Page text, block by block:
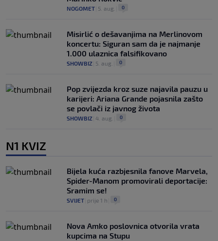
NOGOMET 5. aug. 0
Misirlić o dešavanjima na Merlinovom
koncertu: Siguran sam da je najmanje
1.000 ulaznica falsifikovano
SHOWBIZ 5. aug. 0
Pop zvijezda kroz suze najavila pauzu u
karijeri: Ariana Grande pojasnila zašto
se povlači iz javnog života
SHOWBIZ 4. aug. 0
N1 KVIZ
Bijela kuća razbjesnila fanove Marvela,
Spider-Manom promovirali deportacije:
Sramim se!
SVIJET prije 1 h 0
Nova Amko poslovnica otvorila vrata
kupcima na Stupu